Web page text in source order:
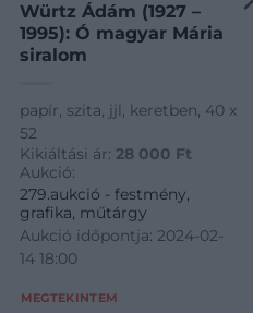
Würtz Ádám (1927 –
1995): Ó magyar Mária
siralom
papír, szita, jjl, keretben, 40 x
52
Kikiáltási ár: 28 000 Ft
Aukció:
279.aukció - festmény,
grafika, műtárgy
Aukció időpontja: 2024-02-
14 18:00
MEGTEKINTEM